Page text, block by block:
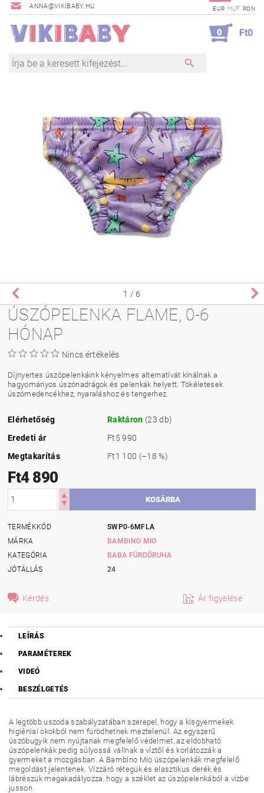
ANNA@VIKIBABY.HU EUR HUF RON
0 Ft0
1 / 6
ÚSZÓPELENKA FLAME, 0-6
HÓNAP
Nincs értékelés
Díjnyertes úszópelenkáink kényelmes alternatívát kínálnak a
hagyományos úszónadrágok és pelenkák helyett. Tökéletesek
úszómedencékhez, nyaraláshoz és tengerhez.
Elérhetőség Raktáron (23 db)
Eredeti ár
Ft5 990
Megtakarítás
Ft1 100 (–18 %)
Ft4 890
TERMÉKKÓD
SWP0-6MFLA
MÁRKA
BAMBINO MIO
KATEGÓRIA
BABA FÜRDŐRUHA
JÓTÁLLÁS
24
Kérdés Ár figyelése
LEÍRÁS
PARAMÉTEREK
VIDEÓ
BESZÉLGETÉS
A legtöbb uszoda szabályzatában szerepel, hogy a kisgyermekek
higiéniai okokból nem fürödhetnek meztelenül. Az egyszerű
úszóbugyik nem nyújtanak megfelelő védelmet, az eldobható
úszópelenkák pedig súlyossá vállnak a víztől és korlátozzák a
gyermeket a mozgásban. A Bambino Mio úszópelenkák megfelelő
megoldást jelentenek. Vízzáró rétegük és elasztikus derék és
lábrészük megakadályozza, hogy a széklet az úszópelenkából a vízbe
jusson.